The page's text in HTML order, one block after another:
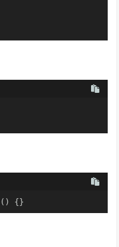
( ) {}